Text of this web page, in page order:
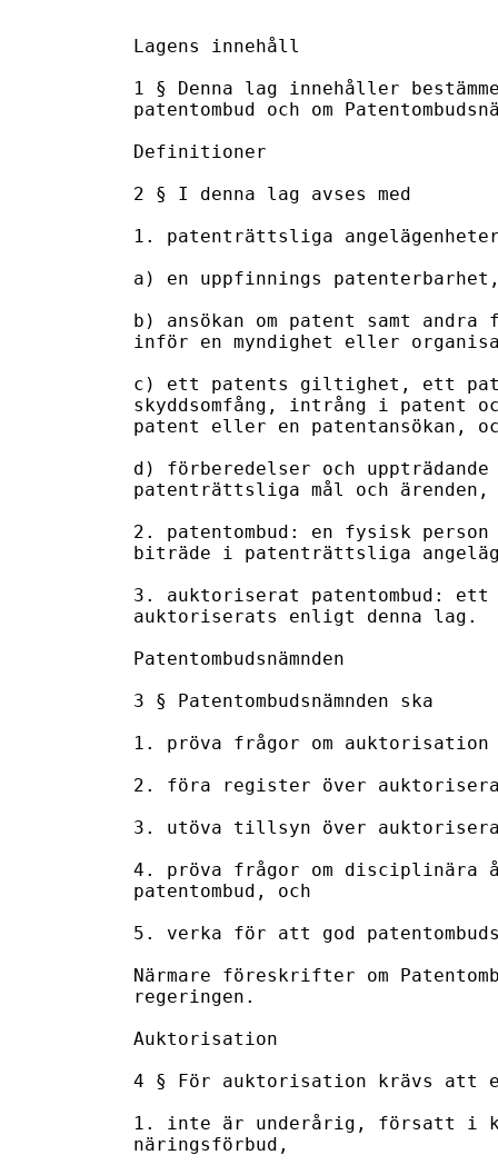
Lagens innehåll
1 § Denna lag innehåller
patentombud och om
Definitioner
2 § I denna lag avses med
1. patenträttsliga
a) en uppfinnings
b) ansökan om patent samt
inför en myndighet eller
c) ett patents giltighet, ett
skyddsomfång, intrång i
patent eller en patentansökan,
d) förberedelser och
patenträttsliga mål och ärenden,
2. patentombud: en fysisk person
biträde i patenträttsliga
3. auktoriserat patentombud: ett
auktoriserats enligt denna lag.
Patentombudsnämnden
3 § Patentombudsnämnden ska
1. pröva frågor om auktorisation
2. föra register över
3. utöva tillsyn över
4. pröva frågor om disciplinära
patentombud, och
5. verka för att god
Närmare föreskrifter om
regeringen.
Auktorisation
4 § För auktorisation krävs att
1. inte är underårig, försatt i
näringsförbud,